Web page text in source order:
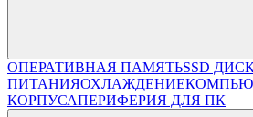
ОПЕРАТИВНАЯ ПАМЯТЬSSD
ПИТАНИЯОХЛАЖДЕНИЕ
КОРПУСАПЕРИФЕРИЯ ДЛЯ ПК